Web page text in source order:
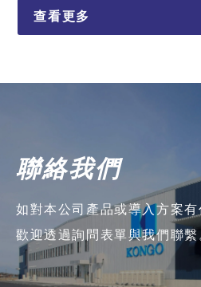
查看更多
聯絡我們
如對本公司產品或導入方案有
歡迎透過詢問表單與我們聯繫